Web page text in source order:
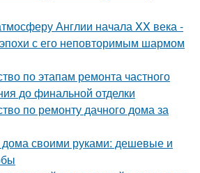
Англии начала XX века -
с его неповторимым шармом
по этапам ремонта частного
до финальной отделки
по ремонту дачного дома за
дома своими руками: дешевые и